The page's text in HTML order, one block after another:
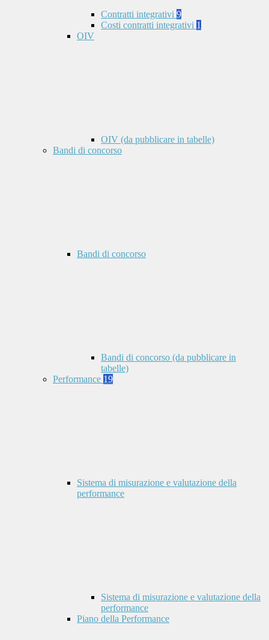
Contratti integrativi 9
Costi contratti integrativi 1
OIV
OIV (da pubblicare in tabelle)
Bandi di concorso
Bandi di concorso
Bandi di concorso (da pubblicare in
tabelle)
Performance 19
Sistema di misurazione e valutazione della
performance
Sistema di misurazione e valutazione della
performance
Piano della Performance